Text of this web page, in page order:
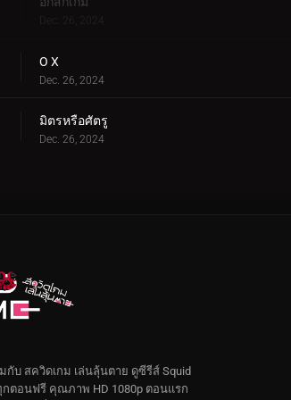
Dec. 26, 2024
O X
Dec. 26, 2024
มิตรหรือศัตรู
Dec. 26, 2024
กับ สควิดเกม เล่นลุ้นตาย ดูซีรีส์ Squid
กตอนฟรี คุณภาพ HD 1080p ตอนแรก